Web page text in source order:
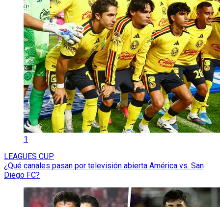
1
LEAGUES CUP
¿Qué canales pasan por televisión abierta América vs. San
Diego FC?